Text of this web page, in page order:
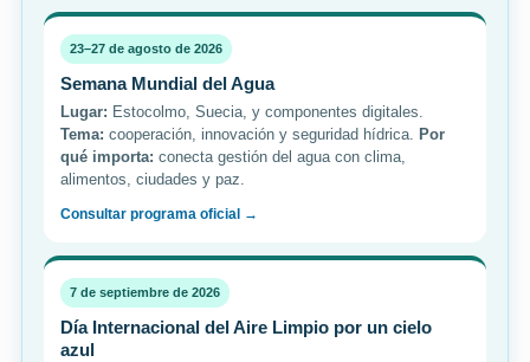
23–27 de agosto de 2026
Semana Mundial del Agua
Lugar: Estocolmo, Suecia, y componentes digitales.
Tema: cooperación, innovación y seguridad hídrica. Por
qué importa: conecta gestión del agua con clima,
alimentos, ciudades y paz.
Consultar programa oficial →
7 de septiembre de 2026
Día Internacional del Aire Limpio por un cielo
azul